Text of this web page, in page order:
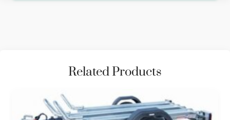
Related Products